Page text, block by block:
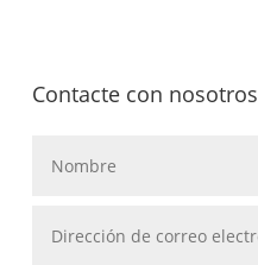
Contacte con nosotros